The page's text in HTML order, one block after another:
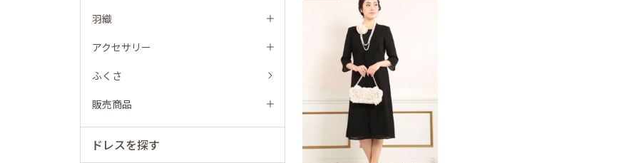
羽織
アクセサリー
ふくさ
販売商品
ドレスを探す